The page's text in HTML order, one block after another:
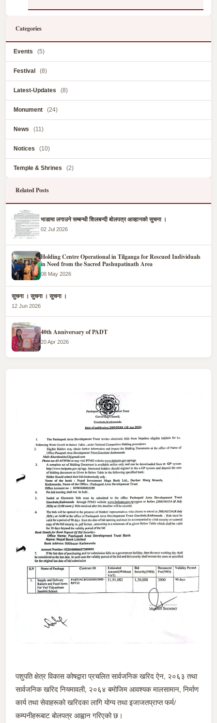
पशुपति क्षेत्र विकास कोषद्वारा प्रचलित सार्वजनिक खरिद ऐन, २०६३ तथा
सार्वजनिक खरिद नियमावली, २०६४ बमोजिम आवश्यक मालसामान, निर्माण
कार्य तथा सेवाहरूको खरिदका लागि योग्य तथा इजाजतप्राप्त फर्म/
कम्पनीहरूबाट बोलपत्र आह्वान गरिएको छ।
Categories
Events (5)
Festival (8)
Latest-Updates (8)
Monument (24)
News (11)
Notices (10)
Temple & Shrines (2)
Related Posts
भाडामा लगाउने सम्बन्धी शिलबन्दी बोलपत्र आव्हानको सुचना ।
02 Jul 2026
Holding Centre Operational in Tilganga for Rescued Individuals
in Need from the Sacred Pashupatinath Area
08 May 2026
सुचना । सुचना । सुचना ।
12 Jun 2026
40th Anniversary of PADT
20 Apr 2026